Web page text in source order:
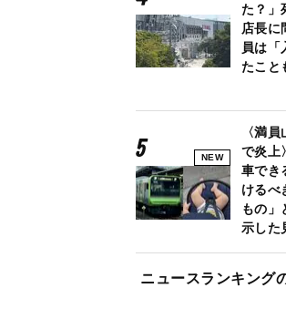
た？」
店長
員は「
たこと
NEW
〈満
で炎上
車でき
けるべ
もの
示した
ニュースランキング